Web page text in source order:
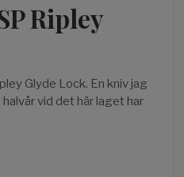
Ripley
Glyde Lock. En kniv jag
vid det här laget har